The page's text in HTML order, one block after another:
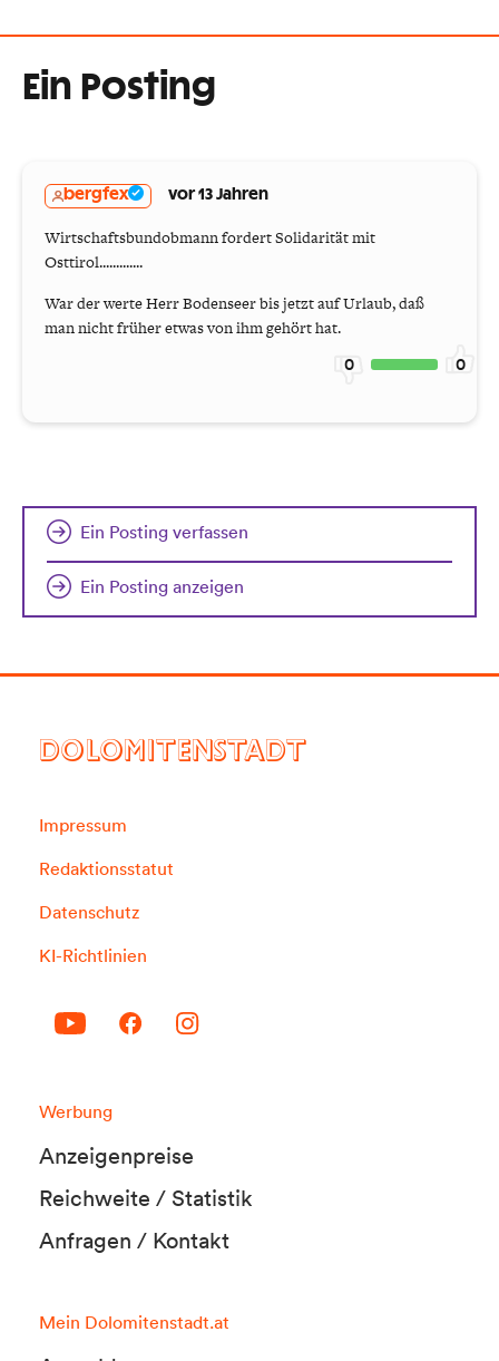
Ein Posting
bergfex vor 13 Jahren
Wirtschaftsbundobmann fordert Solidarität mit
Osttirol.............
War der werte Herr Bodenseer bis jetzt auf Urlaub, daß
man nicht früher etwas von ihm gehört hat.
0 0
Ein Posting verfassen
Ein Posting anzeigen
DOLOMITENSTADT
Impressum
Redaktionsstatut
Datenschutz
KI-Richtlinien
Werbung
Anzeigenpreise
Reichweite / Statistik
Anfragen / Kontakt
Mein Dolomitenstadt.at